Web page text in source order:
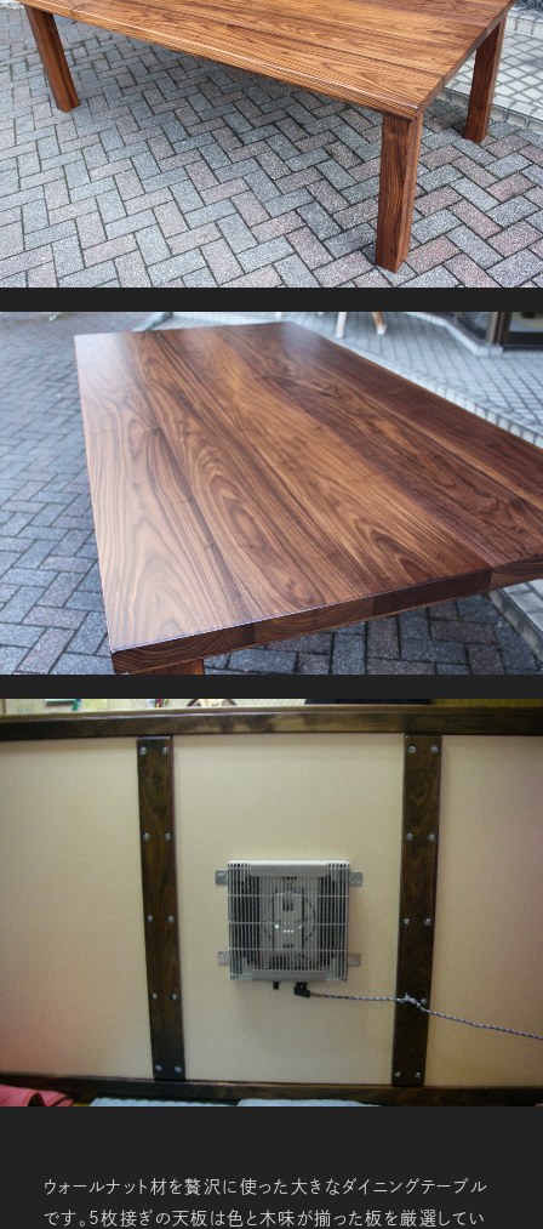
ウォールナット材を贅沢に使った大きなダイニングテーブル
です。5枚接ぎの天板は色と木味が揃った板を厳選してい